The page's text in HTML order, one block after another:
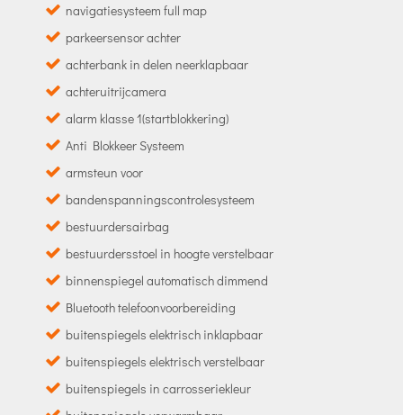
navigatiesysteem full map
parkeersensor achter
achterbank in delen neerklapbaar
achteruitrijcamera
alarm klasse 1(startblokkering)
Anti Blokkeer Systeem
armsteun voor
bandenspanningscontrolesysteem
bestuurdersairbag
bestuurdersstoel in hoogte verstelbaar
binnenspiegel automatisch dimmend
Bluetooth telefoonvoorbereiding
buitenspiegels elektrisch inklapbaar
buitenspiegels elektrisch verstelbaar
buitenspiegels in carrosseriekleur